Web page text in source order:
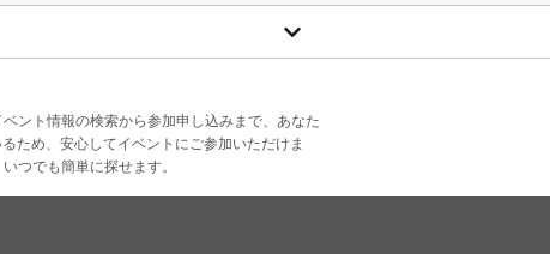
ント情報の検索から参加申し込みまで、あなた
ため、安心してイベントにご参加いただけま
つでも簡単に探せます。